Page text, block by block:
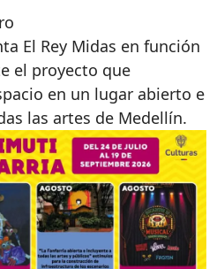
El Rey Midas en función
el proyecto que
en un lugar abierto e
las artes de Medellín.